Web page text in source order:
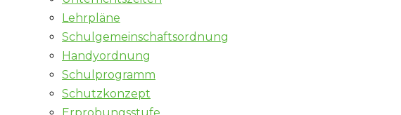
Lehrpläne
Schulgemeinschaftsordnung
Handyordnung
Schulprogramm
Schutzkonzept